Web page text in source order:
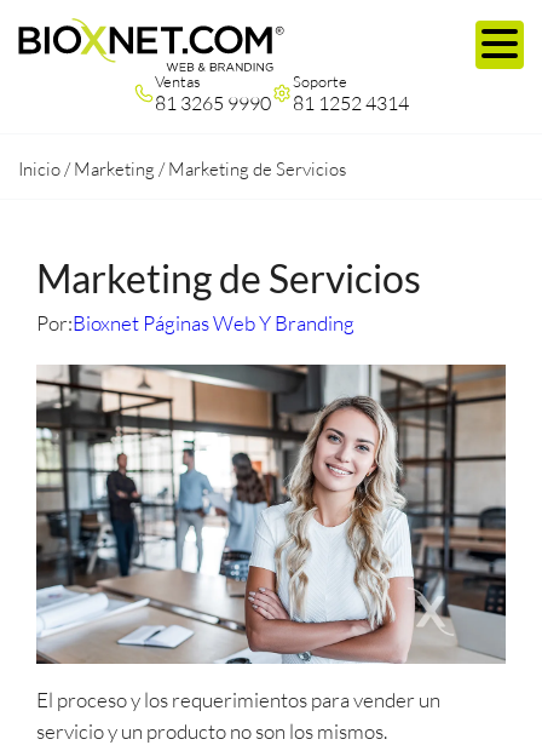
Ventas
81 3265 9990
Soporte
81 1252 4314
Inicio /Marketing /Marketing de Servicios
Marketing de Servicios
Por:Bioxnet Páginas Web Y Branding
El proceso y los requerimientos para vender un
servicio y un producto no son los mismos.